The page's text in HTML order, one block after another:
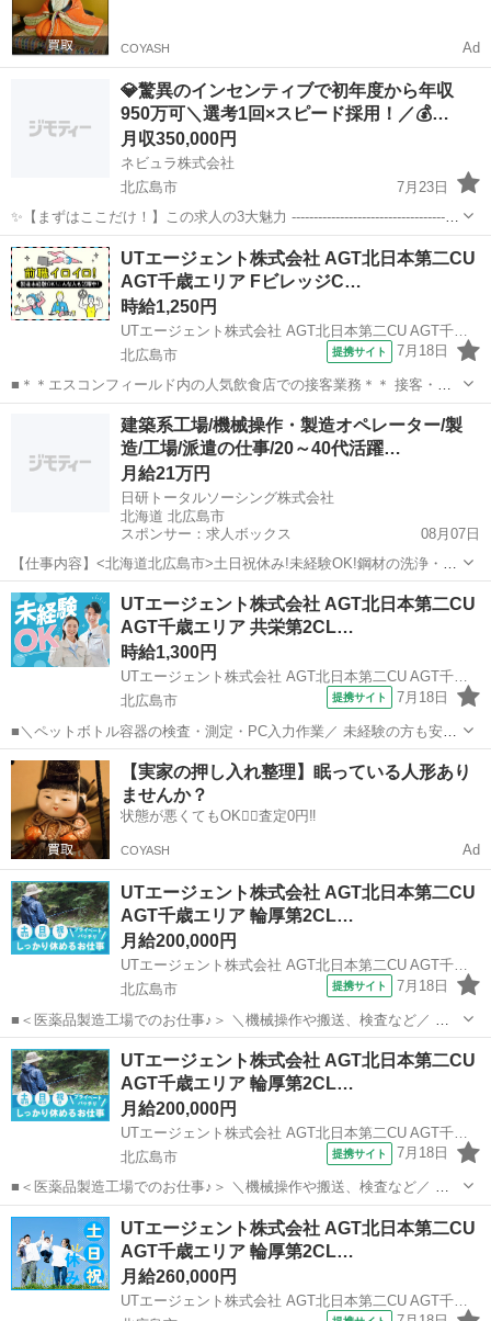
COYASH Ad
💎驚異のインセンティブで初年度から年収
950万可＼選考1回×スピード採用！／💰…
月収350,000円
ネビュラ株式会社
北広島市
7月23日
✨【まずはここだけ！】この求人の3大魅力 ---------------------------------------
----- 【1】圧倒的な高収入をその手に！想定年収500万〜2,000万円＋業
界トップクラスの高額...
北海道 北広島市 買取
UTエージェント株式会社 AGT北日本第二CU
AGT千歳エリア FビレッジC…
時給1,250円
UTエージェント株式会社 AGT北日本第二CU AGT千歳エリア FビレッジCF 《Adhd1C》
北広島市
提携サイト 7月18日
■＊＊エスコンフィールド内の人気飲食店での接客業務＊＊ 接客・商
品説明・レジ・品出し業務全般をお任せします！ 販売未経験の方でも
無理なくお仕事を覚えられるのが魅力的♪ ＜具体的には…＞ ◆お客様
への説明提供 ◆レジで...
北広島市 その他
建築系工場/機械操作・製造オペレーター/製
造/工場/派遣の仕事/20～40代活躍…
月給21万円
日研トータルソーシング株式会社
北海道 北広島市
スポンサー：求人ボックス
08月07日
【仕事内容】<北海道北広島市>土日祝休み!未経験OK!鋼材の洗浄・整
備<お仕事NNS0239> 工事現場より返却された鋼材の汚れを高圧洗浄
機等で洗浄したり、色褪せた箇所の簡単なスプレー塗装による補修、
整備、入出庫管理の作業等を行い...
正社員 / 派遣社員
UTエージェント株式会社 AGT北日本第二CU
AGT千歳エリア 共栄第2CL…
時給1,300円
UTエージェント株式会社 AGT北日本第二CU AGT千歳エリア 共栄第2CL 《Aapt1C》
北広島市
提携サイト 7月18日
■＼ペットボトル容器の検査・測定・PC入力作業／ 未経験の方も安心
して始められる軽作業♪ ＜具体的には…＞ ◆製品の外観検査 ◆ノギス
や測定器を使用した測定 ◆PCへの検査結果入力 ☆ノギスとは…対象
物を挟んだり当...
北海道 北広島市 倉庫管理
【実家の押し入れ整理】眠っている人形あり
ませんか？
状態が悪くてもOK🙆‍♀️査定0円‼️
COYASH Ad
UTエージェント株式会社 AGT北日本第二CU
AGT千歳エリア 輪厚第2CL…
月給200,000円
UTエージェント株式会社 AGT北日本第二CU AGT千歳エリア 輪厚第2CL 《AXZK1C》
北広島市
提携サイト 7月18日
■＜医薬品製造工場でのお仕事♪＞ ＼機械操作や搬送、検査など／ ＜
具体的には…＞ ◆医薬品の包装に関わる軽作業 ◆洗瓶機などの包装機
械の操作 ◆製品の搬送 ◆ライトで製品を照らして検査 →目視で外観
に穴や傷などの欠...
北海道 北広島市
UTエージェント株式会社 AGT北日本第二CU
AGT千歳エリア 輪厚第2CL…
月給200,000円
UTエージェント株式会社 AGT北日本第二CU AGT千歳エリア 輪厚第2CL 《AXZK1C》
北広島市
提携サイト 7月18日
■＜医薬品製造工場でのお仕事♪＞ ＼機械操作や搬送、検査など／ ＜
具体的には…＞ ◆医薬品の包装に関わる軽作業 ◆洗瓶機などの包装機
械の操作 ◆製品の搬送 ◆ライトで製品を照らして検査 →目視で外観
に穴や傷などの欠...
北海道 北広島市
UTエージェント株式会社 AGT北日本第二CU
AGT千歳エリア 輪厚第2CL…
月給260,000円
UTエージェント株式会社 AGT北日本第二CU AGT千歳エリア 輪厚第2CL 《AUYN1C》